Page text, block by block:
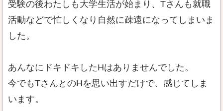
受験の後わたしも大学生活が始まり、Tさんも就職
活動などで忙しくなり自然に疎遠になってしまいま
した。
あんなにドキドキしたHはありませんでした。
今でもTさんとのHを思い出すだけで、感じてしま
います。